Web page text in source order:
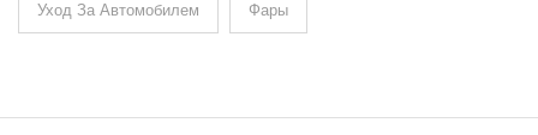
Уход За Автомобилем Фары